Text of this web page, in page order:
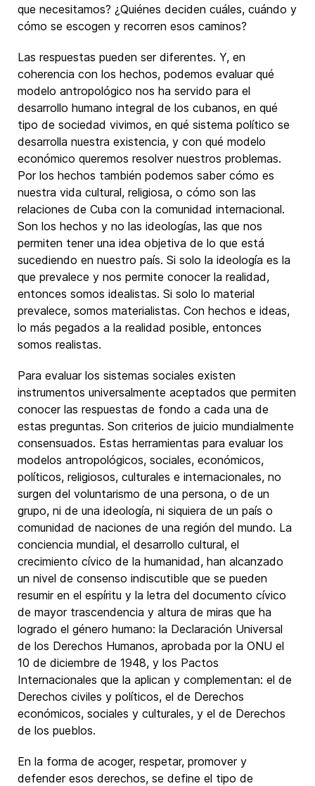
que necesitamos? ¿Quiénes deciden cuáles, cuándo y
cómo se escogen y recorren esos caminos?
Las respuestas pueden ser diferentes. Y, en
coherencia con los hechos, podemos evaluar qué
modelo antropológico nos ha servido para el
desarrollo humano integral de los cubanos, en qué
tipo de sociedad vivimos, en qué sistema político se
desarrolla nuestra existencia, y con qué modelo
económico queremos resolver nuestros problemas.
Por los hechos también podemos saber cómo es
nuestra vida cultural, religiosa, o cómo son las
relaciones de Cuba con la comunidad internacional.
Son los hechos y no las ideologías, las que nos
permiten tener una idea objetiva de lo que está
sucediendo en nuestro país. Si solo la ideología es la
que prevalece y nos permite conocer la realidad,
entonces somos idealistas. Si solo lo material
prevalece, somos materialistas. Con hechos e ideas,
lo más pegados a la realidad posible, entonces
somos realistas.
Para evaluar los sistemas sociales existen
instrumentos universalmente aceptados que permiten
conocer las respuestas de fondo a cada una de
estas preguntas. Son criterios de juicio mundialmente
consensuados. Estas herramientas para evaluar los
modelos antropológicos, sociales, económicos,
políticos, religiosos, culturales e internacionales, no
surgen del voluntarismo de una persona, o de un
grupo, ni de una ideología, ni siquiera de un país o
comunidad de naciones de una región del mundo. La
conciencia mundial, el desarrollo cultural, el
crecimiento cívico de la humanidad, han alcanzado
un nivel de consenso indiscutible que se pueden
resumir en el espíritu y la letra del documento cívico
de mayor trascendencia y altura de miras que ha
logrado el género humano: la Declaración Universal
de los Derechos Humanos, aprobada por la ONU el
10 de diciembre de 1948, y los Pactos
Internacionales que la aplican y complementan: el de
Derechos civiles y políticos, el de Derechos
económicos, sociales y culturales, y el de Derechos
de los pueblos.
En la forma de acoger, respetar, promover y
defender esos derechos, se define el tipo de